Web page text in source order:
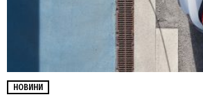
НОВИНИ